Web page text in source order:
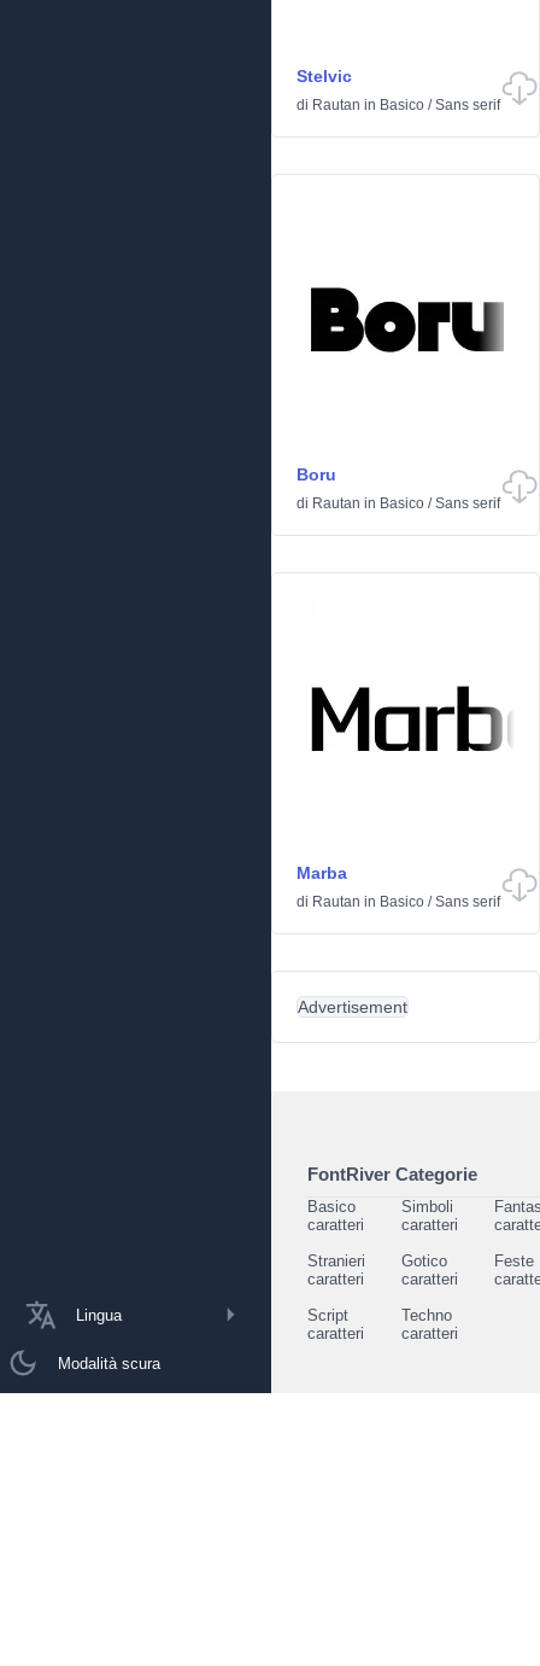
Lingua
Modalità scura
Stelvic
di Rautan in Basico /Sans serif
Boru
di Rautan in Basico /Sans serif
Marba
di Rautan in Basico /Sans serif
Advertisement
FontRiver Categorie
Basico
caratteri
Simboli
caratteri
Stranieri
caratteri
Gotico
caratteri
Feste
Script
caratteri
Techno
caratteri